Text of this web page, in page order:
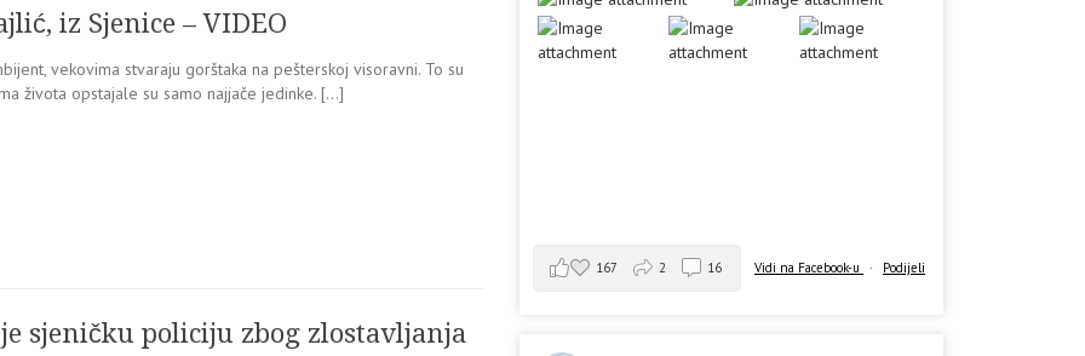
iz Sjenice – VIDEO
vekovima stvaraju gorštaka na pešterskoj visoravni. To su
života opstajale su samo najjače jedinke. […]
sjeničku policiju zbog zlostavljanja
Vidi na Facebook-u · Podijeli
167 2 16